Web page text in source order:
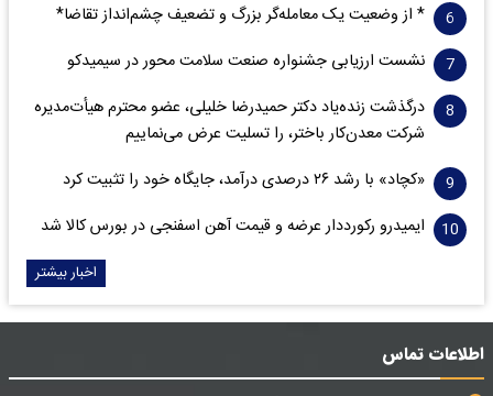
* از وضعیت یک معامله‌گر بزرگ و تضعیف چشم‌انداز تقاضا*
نشست ارزیابی جشنواره صنعت سلامت‌ محور در سیمیدکو
درگذشت زنده‌یاد دکتر حمیدرضا خلیلی، عضو محترم هیأت‌مدیره
شرکت معدن‌کار باختر، را تسلیت عرض می‌نماییم
«کچاد» با رشد ۲۶ درصدی درآمد، جایگاه خود را تثبیت کرد
ایمیدرو رکورددار عرضه و قیمت آهن اسفنجی در بورس کالا شد
اخبار بیشتر
اطلاعات تماس